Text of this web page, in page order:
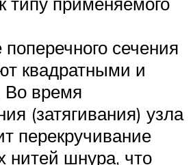
сечения
квадратными и
Во время
(затягивания) узла
перекручивание
нитей шнура, что